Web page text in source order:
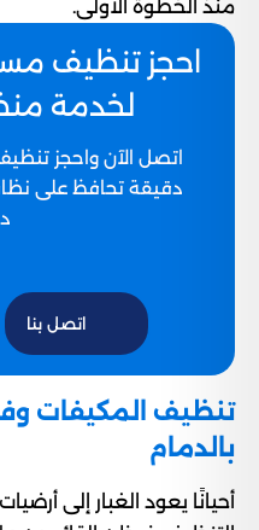
منذ الخطوة الأولى.
احجز تنظيف
لخدمة
اتصل الآن واحجز
دقيقة تحافظ على
اتصل بنا
تنظيف المكيفات
بالدمام
أحيانًا يعود الغبار إلى